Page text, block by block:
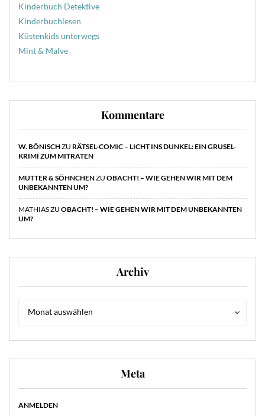
Kinderbuch Detektive
Kinderbuchlesen
Küstenkids unterwegs
Mint & Malve
Kommentare
W. BÖNISCHZU RÄTSEL-COMIC – LICHT INS DUNKEL: EIN GRUSEL-
KRIMI ZUM MITRATEN
MUTTER & SÖHNCHENZU OBACHT! – WIE GEHEN WIR MIT DEM
UNBEKANNTEN UM?
MATHIASZU OBACHT! – WIE GEHEN WIR MIT DEM UNBEKANNTEN
UM?
Archiv
Monat auswählen
Meta
ANMELDEN